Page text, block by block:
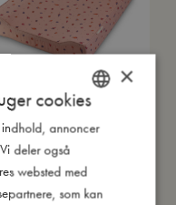
- Collection ofDANISH
GERMAN
×
cookies
annoncer
deler også
websted med
som kan